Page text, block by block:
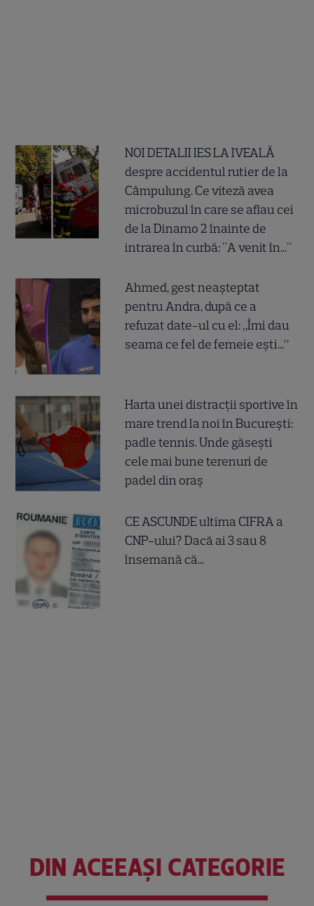
NOI DETALII IES LA IVEALĂ
despre accidentul rutier de la
Câmpulung. Ce viteză avea
microbuzul în care se aflau cei
de la Dinamo 2 înainte de
intrarea în curbă: "A venit în..."
Ahmed, gest neașteptat
pentru Andra, după ce a
refuzat date-ul cu el: „Îmi dau
seama ce fel de femeie ești...”
Harta unei distracții sportive în
mare trend la noi în București:
padle tennis. Unde găsești
cele mai bune terenuri de
padel din oraș
CE ASCUNDE ultima CIFRA a
CNP-ului? Dacă ai 3 sau 8
însemană că...
DIN ACEEAȘI CATEGORIE